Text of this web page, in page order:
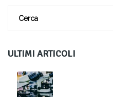
ULTIMI ARTICOLI